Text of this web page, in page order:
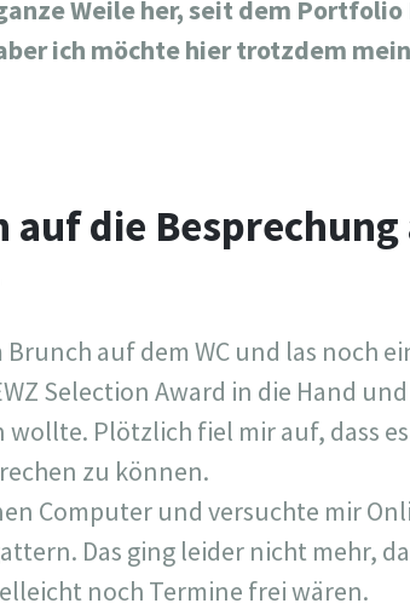
Weile her, seit dem
ich möchte hier trotzdem
auf die
Brunch auf dem WC und las noch
Selection Award in die Hand
Plötzlich fiel mir auf, dass
zu können.
Computer und versuchte mir
Das ging leider nicht mehr,
noch Termine frei wären.